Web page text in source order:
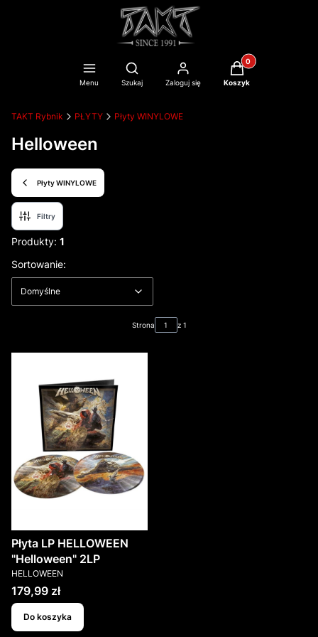
Menu
Otwórz wyszukiwarkę
Szukaj Zaloguj się
Produkty w
Koszyk
TAKT Rybnik PŁYTY Płyty WINYLOWE
Helloween
Płyty WINYLOWE
Filtry
Produkty: 1
Lista produktów
Sortowanie:
Domyślne
Strona z 1
Płyta LP HELLOWEEN
"Helloween" 2LP
PRODUCENT
HELLOWEEN
Cena
179,99 zł
Do koszyka